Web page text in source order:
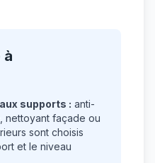
à
supports : anti-
nettoyant façade ou
sont choisis
et le niveau